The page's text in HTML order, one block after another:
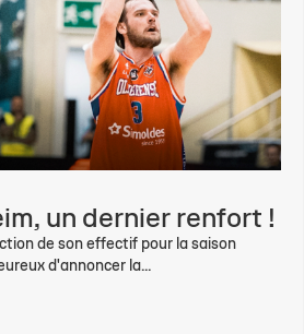
un dernier renfort !
de son effectif pour la saison
d'annoncer la...